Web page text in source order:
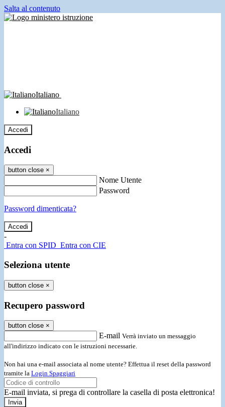
Salta al contenuto
Italiano
Italiano
Accedi
Accedi
button close ×
Nome Utente
Password
Password dimenticata?
-
Entra con SPID Entra con CIE
Seleziona utente
button close ×
Recupero password
button close ×
E-mail Verrà inviato un messaggio
all'indirizzo indicato con le istruzioni necessarie.
Non hai una e-mail associata al nome utente? Effettua il reset della password
tramite la Login Spaggiari
E-mail inviata, si prega di controllare la casella di posta elettronica!